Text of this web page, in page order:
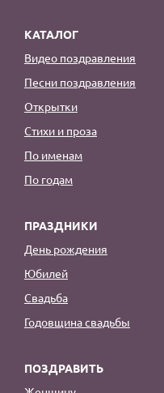
КАТАЛОГ
Видео поздравления
Песни поздравления
Открытки
Стихи и проза
По именам
По годам
ПРАЗДНИКИ
День рождения
Юбилей
Свадьба
Годовщина свадьбы
ПОЗДРАВИТЬ